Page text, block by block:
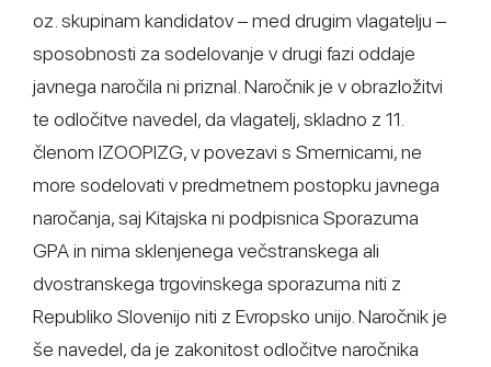
oz. skupinam kandidatov – med drugim vlagatelju –
sposobnosti za sodelovanje v drugi fazi oddaje
javnega naročila ni priznal. Naročnik je v obrazložitvi
te odločitve navedel, da vlagatelj, skladno z 11.
členom IZOOPIZG, v povezavi s Smernicami, ne
more sodelovati v predmetnem postopku javnega
naročanja, saj Kitajska ni podpisnica Sporazuma
GPA in nima sklenjenega večstranskega ali
dvostranskega trgovinskega sporazuma niti z
Republiko Slovenijo niti z Evropsko unijo. Naročnik je
še navedel, da je zakonitost odločitve naročnika